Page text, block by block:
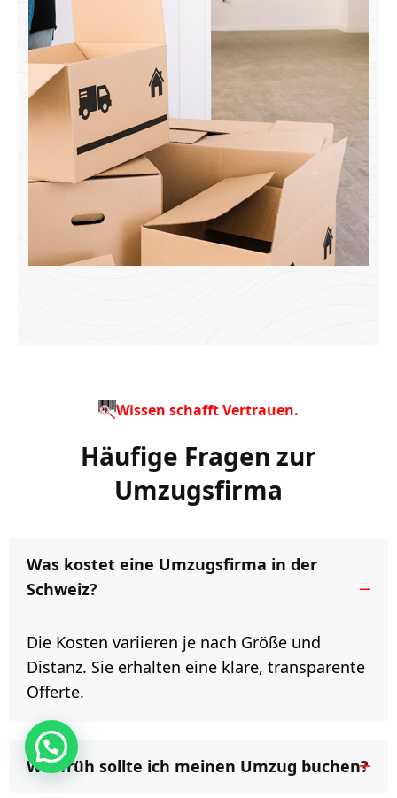
Wissen schafft Vertrauen.
Häufige Fragen zur
Umzugsfirma
Was kostet eine Umzugsfirma in der
Schweiz?
Die Kosten variieren je nach Größe und
Distanz. Sie erhalten eine klare, transparente
Offerte.
Wie früh sollte ich meinen Umzug buchen?